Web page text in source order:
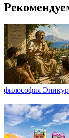
философия